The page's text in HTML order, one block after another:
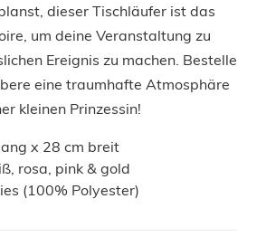
dieser Tischläufer ist das
um deine Veranstaltung zu
Ereignis zu machen. Bestelle
eine traumhafte Atmosphäre
kleinen Prinzessin!
x 28 cm breit
rosa, pink & gold
(100% Polyester)